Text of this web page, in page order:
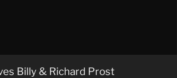
Billy & Richard Prost